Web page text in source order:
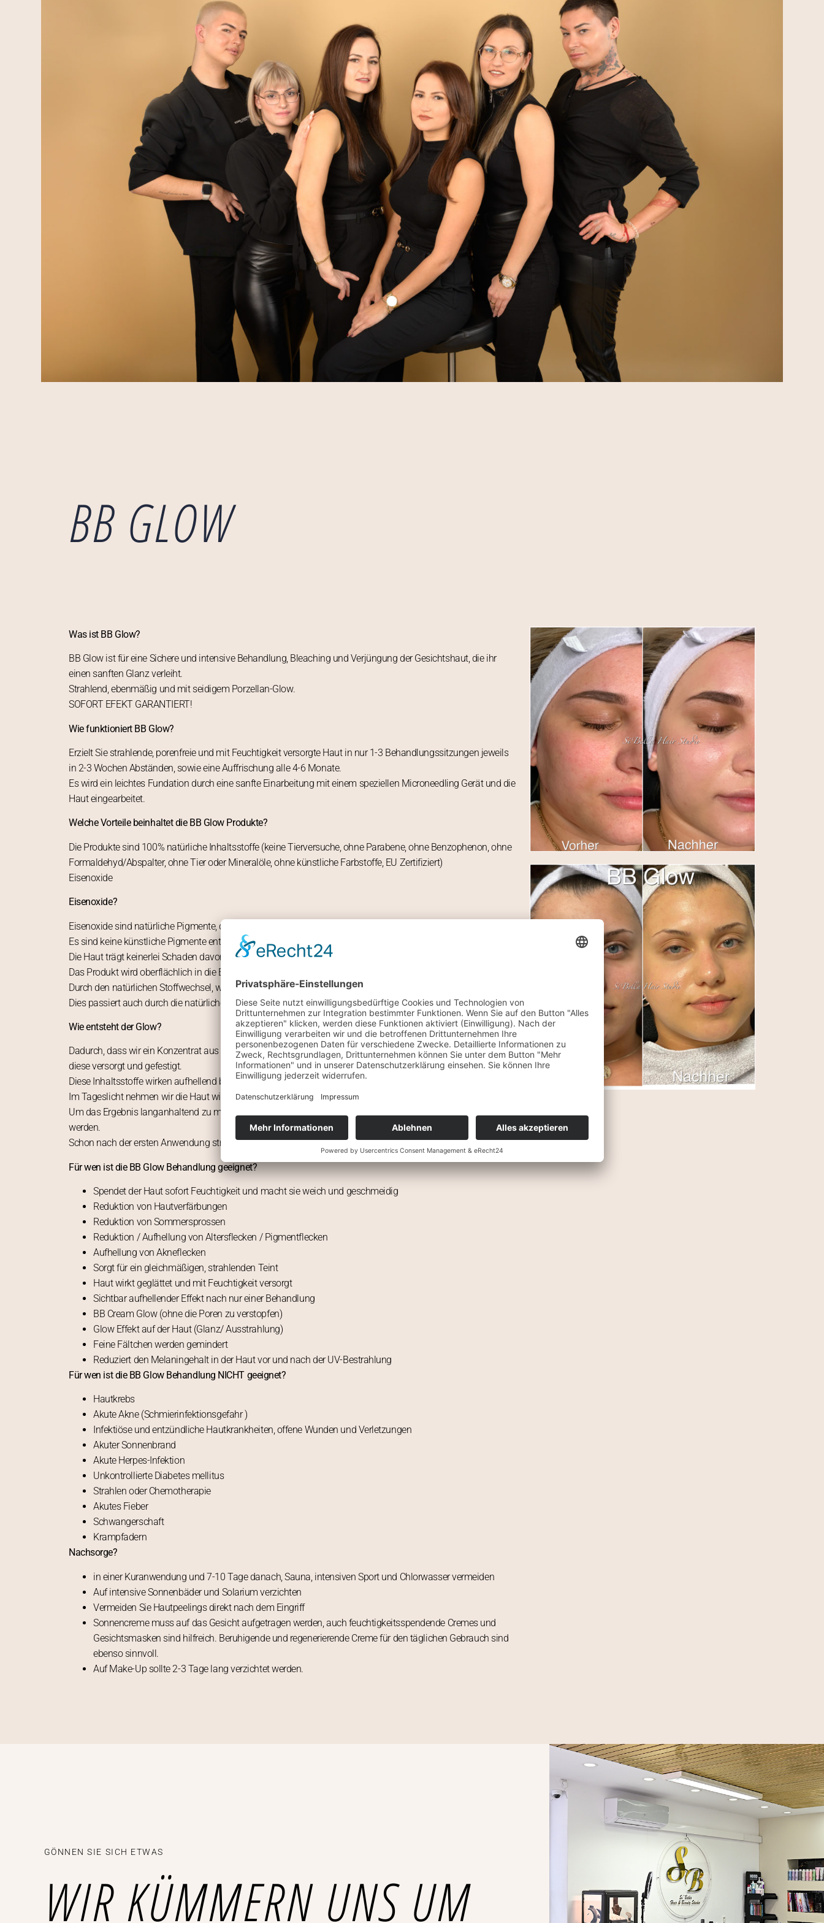
BB GLOW
Was ist BB Glow?
BB Glow ist für eine Sichere und intensive Behandlung, Bleaching und Verjüngung der Gesichtshaut, die ihr
einen sanften Glanz verleiht.
Strahlend, ebenmäßig und mit seidigem Porzellan-Glow.
SOFORT EFEKT GARANTIERT!
Wie funktioniert BB Glow?
Erzielt Sie strahlende, porenfreie und mit Feuchtigkeit versorgte Haut in nur 1-3 Behandlungssitzungen jeweils
in 2-3 Wochen Abständen, sowie eine Auffrischung alle 4-6 Monate.
Es wird ein leichtes Fundation durch eine sanfte Einarbeitung mit einem speziellen Microneedling Gerät und die
Haut eingearbeitet.
Welche Vorteile beinhaltet die BB Glow Produkte?
Die Produkte sind 100% natürliche Inhaltsstoffe (keine Tierversuche, ohne Parabene, ohne Benzophenon, ohne
Formaldehyd/Abspalter, ohne Tier oder Mineralöle, ohne künstliche Farbstoffe, EU Zertifiziert)
Eisenoxide
Eisenoxide?
Eisenoxide sind natürliche Pigmente, die man auch in der Mineralpuder findet
Es sind keine künstliche Pigmente enthalten
Die Haut trägt keinerlei Schaden davon
Das Produkt wird oberflächlich in die Epidermis eingearbeitet
Durch den natürlichen Stoffwechsel, wird das Produkt mit der Zeit wieder selbstständig abgebaut.
Dies passiert auch durch die natürliche Zellteilung und Abschuppung der Haut
Wie entsteht der Glow?
Dadurch, dass wir ein Konzentrat aus intensiven und reichhaltigen Inhaltsstoffen in die Haut einschleusen, wird
diese versorgt und gefestigt.
Diese Inhaltsstoffe wirken aufhellend bei Pigmentierungen.
Im Tageslicht nehmen wir die Haut wie einen zarten Highlighter wahr.
Um das Ergebnis langanhaltend zu machen, sollte die Behandlung mehrmals hintereinander angewendet
werden.
Schon nach der ersten Anwendung strahlt die Haut von Innen und die Wirkstoffe vollbringen wie ein Wunder.
Für wen ist die BB Glow Behandlung geeignet?
Spendet der Haut sofort Feuchtigkeit und macht sie weich und geschmeidig
Reduktion von Hautverfärbungen
Reduktion von Sommersprossen
Reduktion / Aufhellung von Altersflecken / Pigmentflecken
Aufhellung von Akneflecken
Sorgt für ein gleichmäßigen, strahlenden Teint
Haut wirkt geglättet und mit Feuchtigkeit versorgt
Sichtbar aufhellender Effekt nach nur einer Behandlung
BB Cream Glow (ohne die Poren zu verstopfen)
Glow Effekt auf der Haut (Glanz/ Ausstrahlung)
Feine Fältchen werden gemindert
Reduziert den Melaningehalt in der Haut vor und nach der UV-Bestrahlung
Für wen ist die BB Glow Behandlung NICHT geeignet?
Hautkrebs
Akute Akne (Schmierinfektionsgefahr )
Infektiöse und entzündliche Hautkrankheiten, offene Wunden und Verletzungen
Akuter Sonnenbrand
Akute Herpes-Infektion
Unkontrollierte Diabetes mellitus
Strahlen oder Chemotherapie
Akutes Fieber
Schwangerschaft
Krampfadern
Nachsorge?
in einer Kuranwendung und 7-10 Tage danach, Sauna, intensiven Sport und Chlorwasser vermeiden
Auf intensive Sonnenbäder und Solarium verzichten
Vermeiden Sie Hautpeelings direkt nach dem Eingriff
Sonnencreme muss auf das Gesicht aufgetragen werden, auch feuchtigkeitsspendende Cremes und
Gesichtsmasken sind hilfreich. Beruhigende und regenerierende Creme für den täglichen Gebrauch sind
ebenso sinnvoll.
Auf Make-Up sollte 2-3 Tage lang verzichtet werden.
GÖNNEN SIE SICH ETWAS
WIR KÜMMERN UNS UM